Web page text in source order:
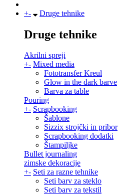
+- Druge tehnike
Druge tehnike
Akrilni spreji
+- Mixed media
Fototransfer Kreul
Glow in the dark barve
Barva za table
Pouring
+- Scrapbooking
Šablone
Sizzix strojčki in pribor
Scrapbooking dodatki
Štampiljke
Bullet journaling
zimske dekoracije
+- Seti za razne tehnike
Seti barv za steklo
Seti barv za tekstil